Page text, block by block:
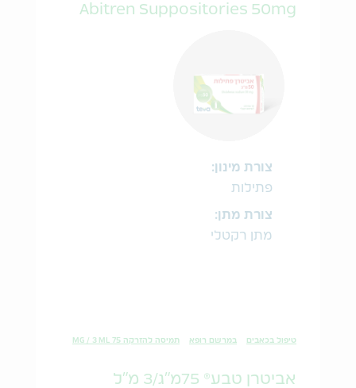
Abitren Suppositories 50mg
צורת מינון:
פתילות
צורת מתן:
מתן רקטלי
טיפול בכאבים במרשם רופא תמיסה להזרקה 75 MG / 3 ML
אביטרן טבע® 75מ"ג/3 מ"ל